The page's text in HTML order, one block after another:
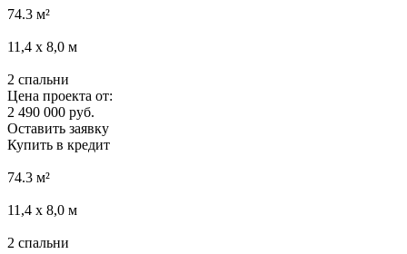
74.3 м²
11,4 х 8,0 м
2 спальни
Цена проекта от:
2 490 000 руб.
Оставить заявку
Купить в кредит
74.3 м²
11,4 х 8,0 м
2 спальни